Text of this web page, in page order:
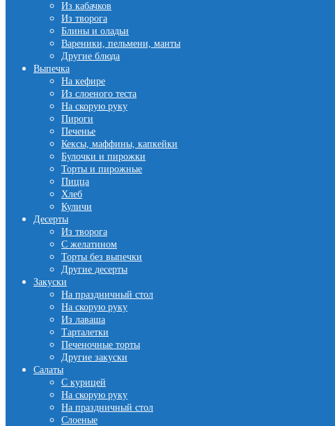
Из кабачков
Из творога
Блины и оладьи
Вареники, пельмени, манты
Другие блюда
Выпечка
На кефире
Из слоеного теста
На скорую руку
Пироги
Печенье
Кексы, маффины, капкейки
Булочки и пирожки
Торты и пирожные
Пицца
Хлеб
Куличи
Десерты
Из творога
С желатином
Торты без выпечки
Другие десерты
Закуски
На праздничный стол
На скорую руку
Из лаваша
Тарталетки
Печеночные торты
Другие закуски
Салаты
С курицей
На скорую руку
На праздничный стол
Слоеные